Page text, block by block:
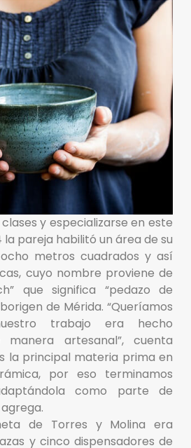
y especializarse en este
la pareja habilitó un área de su
metros cuadrados y así
cuyo nombre proviene de
que significa “pedazo de
de Mérida. “Queríamos
trabajo era hecho
artesanal”, cuenta
la principal materia prima en
por eso terminamos
como parte de
de Torres y Molina era
y cinco dispensadores de